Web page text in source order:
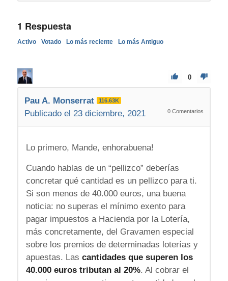
1 Respuesta
Activo Votado Lo más reciente Lo más Antiguo
0
Pau A. Monserrat 116.63K
Publicado el 23 diciembre, 2021 0 Comentarios
Lo primero, Mande, enhorabuena!
Cuando hablas de un “pellizco” deberías
concretar qué cantidad es un pellizco para ti.
Si son menos de 40.000 euros, una buena
noticia: no superas el mínimo exento para
pagar impuestos a Hacienda por la Lotería,
más concretamente, del Gravamen especial
sobre los premios de determinadas loterías y
apuestas. Las cantidades que superen los
40.000 euros tributan al 20%. Al cobrar el